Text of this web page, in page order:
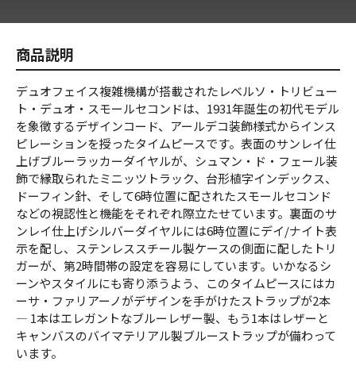
商品説明
デュオフェイス複雑機構が搭載されたレベルソ・トリビュー
ト・デュオ・スモールセコンドは、1931年誕生の初代モデル
を象徴するデザインコード、アールデコ装飾様式からインス
ピレーションを授ったタイムピースです。表面のサンレイ仕
上げブルーラッカーダイヤルが、シュマン・ド・フェール装
飾で縁取られたミニッツトラック、台形植字インデックス、
ドーフィン針、そして6時位置に配されたスモールセコンド
などの視認性と機能をそれぞれ際立たせています。裏面のサ
ンレイ仕上げシルバーダイヤルには6時位置にデイ/ナイト表
示を配し、ステンレススチール製ケースの側面に配したトリ
ガーが、第2時間帯の設定を容易にしています。いかなるシ
ーンやスタイルにも寄り添うよう、このタイムピースにはカ
ーサ・ファリアーノがデザインを手がけたストラップが2本
― 1本はエレガントなブルーレザー製、もう1本はレザーと
キャンバスのバイマテリアル製ブルーストラップが備わって
います。